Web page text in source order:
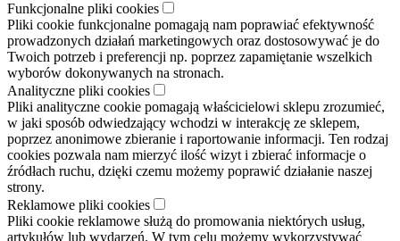
Funkcjonalne pliki cookies
Pliki cookie funkcjonalne pomagają nam poprawiać efektywność
prowadzonych działań marketingowych oraz dostosowywać je do
Twoich potrzeb i preferencji np. poprzez zapamiętanie wszelkich
wyborów dokonywanych na stronach.
Analityczne pliki cookies
Pliki analityczne cookie pomagają właścicielowi sklepu zrozumieć,
w jaki sposób odwiedzający wchodzi w interakcję ze sklepem,
poprzez anonimowe zbieranie i raportowanie informacji. Ten rodzaj
cookies pozwala nam mierzyć ilość wizyt i zbierać informacje o
źródłach ruchu, dzięki czemu możemy poprawić działanie naszej
strony.
Reklamowe pliki cookies
Pliki cookie reklamowe służą do promowania niektórych usług,
artykułów lub wydarzeń. W tym celu możemy wykorzystywać